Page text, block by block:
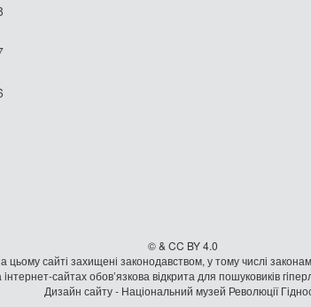
© & CC BY 4.0
цьому сайті захищені законодавством, у тому числі
сайтах обов’язкова відкрита для пошуковиків
Дизайн сайту - Національний музей Революції